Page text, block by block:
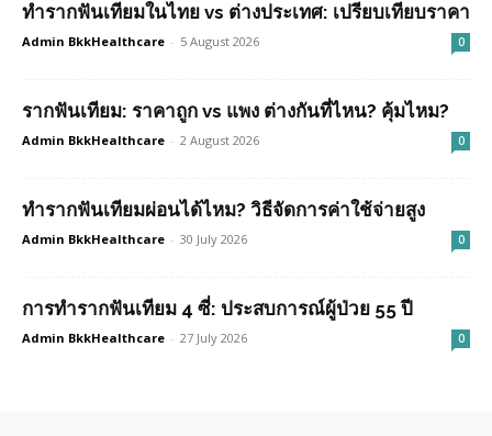
ทำรากฟันเทียมในไทย vs ต่างประเทศ: เปรียบเทียบราคา
Admin BkkHealthcare - 5 August 2026 0
รากฟันเทียม: ราคาถูก vs แพง ต่างกันที่ไหน? คุ้มไหม?
Admin BkkHealthcare - 2 August 2026 0
ทำรากฟันเทียมผ่อนได้ไหม? วิธีจัดการค่าใช้จ่ายสูง
Admin BkkHealthcare - 30 July 2026 0
การทำรากฟันเทียม 4 ซี่: ประสบการณ์ผู้ป่วย 55 ปี
Admin BkkHealthcare - 27 July 2026 0